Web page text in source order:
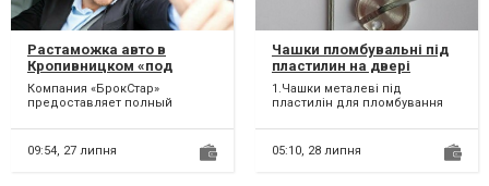
Растаможка авто в
Кропивницком «под
ключ»
Компания «БрокСтар»
предоставляет полный
таможенному оформлению
легковых, грузовы...
09:54, 27 липня
Чашки пломбувальні під
пластилин на двері
приміщень, сейфів.
Капсули часу, тубуси
ключів.
1.Чашки металеві під
пластилін для пломбування
Чашки язичкові для опе...
05:10, 28 липня